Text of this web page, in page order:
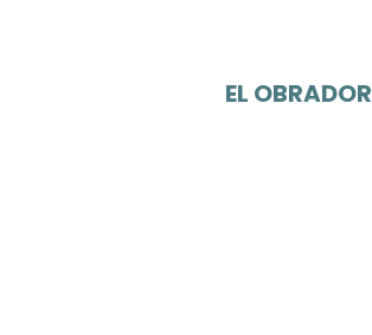
EL OBRADOR